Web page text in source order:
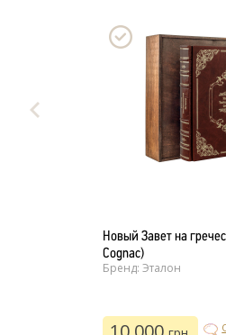
Новый Завет на
Cognac)
Бренд: Эталон